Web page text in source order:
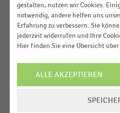
89 Ergebnisse für EBITDA
KAUF - UND
EBITDA und EBIT der
LEBENSMITTELHANDEL|
Buchhandel
Cash & Carry
MEHR
2024
2023
2022
MEHR
Deutschland
Weltweit
Europa
Spanien
MEHR
FILTER
gestalten, nutzen wir Cookies.
notwendig, andere helfen uns
Erfahrung zu verbessern. Sie
jederzeit widerrufen und Ihre
Hier finden Sie eine Übersicht
ALLE AKZEPTIEREN